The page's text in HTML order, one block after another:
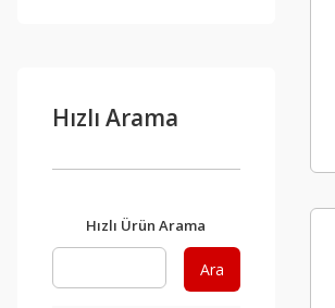
Hızlı Arama
Hızlı Ürün Arama
Ara